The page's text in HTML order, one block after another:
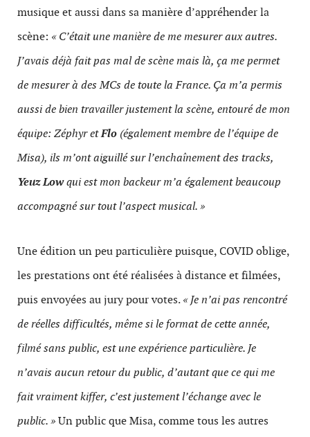
musique et aussi dans sa manière d’appréhender la
scène: « C’était une manière de me mesurer aux autres.
J’avais déjà fait pas mal de scène mais là, ça me permet
de mesurer à des MCs de toute la France. Ça m’a permis
aussi de bien travailler justement la scène, entouré de mon
équipe: Zéphyr etFlo (également membre de l’équipe de
Misa), ils m’ont aiguillé sur l’enchaînement des tracks,
Yeuz Lowqui est mon backeur m’a également beaucoup
accompagné sur tout l’aspect musical. »
Une édition un peu particulière puisque, COVID oblige,
les prestations ont été réalisées à distance et filmées,
puis envoyées au jury pour votes.« Je n’ai pas rencontré
de réelles difficultés, même si le format de cette année,
filmé sans public, est une expérience particulière. Je
n’avais aucun retour du public, d’autant que ce qui me
fait vraiment kiffer, c’est justement l’échange avec le
public. »Un public que Misa, comme tous les autres